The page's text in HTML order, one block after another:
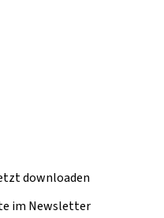
downloaden
im Newsletter